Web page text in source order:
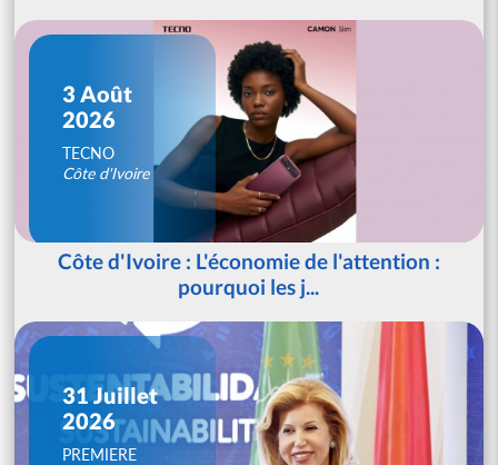
3 Août
2026
TECNO
Côte d'Ivoire
Côte d'Ivoire : L'économie de l'attention :
pourquoi les j...
31 Juillet
2026
PREMIERE